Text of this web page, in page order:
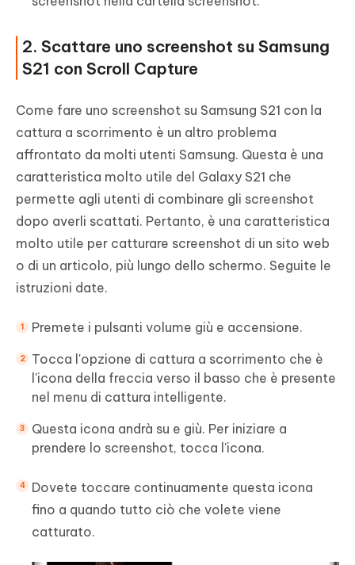
2. Scattare uno screenshot su Samsung
S21 con Scroll Capture
Come fare uno screenshot su Samsung S21 con la
cattura a scorrimento è un altro problema
affrontato da molti utenti Samsung. Questa è una
caratteristica molto utile del Galaxy S21 che
permette agli utenti di combinare gli screenshot
dopo averli scattati. Pertanto, è una caratteristica
molto utile per catturare screenshot di un sito web
o di un articolo, più lungo dello schermo. Seguite le
istruzioni date.
Premete i pulsanti volume giù e accensione.
Tocca l'opzione di cattura a scorrimento che è
l'icona della freccia verso il basso che è presente
nel menu di cattura intelligente.
Questa icona andrà su e giù. Per iniziare a
prendere lo screenshot, tocca l'icona.
Dovete toccare continuamente questa icona
fino a quando tutto ciò che volete viene
catturato.